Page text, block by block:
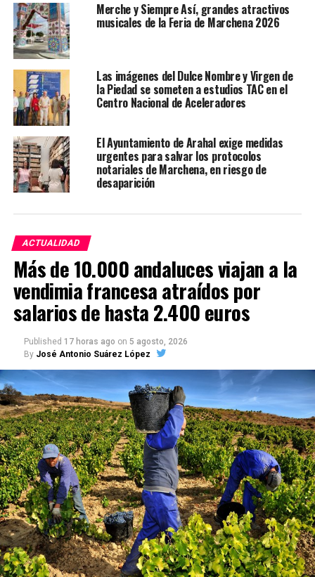
Merche y Siempre Así, grandes atractivos
musicales de la Feria de Marchena 2026
Las imágenes del Dulce Nombre y Virgen de
la Piedad se someten a estudios TAC en el
Centro Nacional de Aceleradores
El Ayuntamiento de Arahal exige medidas
urgentes para salvar los protocolos
notariales de Marchena, en riesgo de
desaparición
ACTUALIDAD
Más de 10.000 andaluces viajan a la
vendimia francesa atraídos por
salarios de hasta 2.400 euros
Published 17 horas ago on 5 agosto, 2026
By José Antonio Suárez López